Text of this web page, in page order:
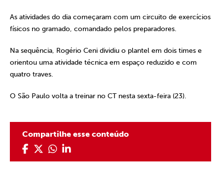
As atividades do dia começaram com um circuito de exercícios
físicos no gramado, comandado pelos preparadores.
Na sequência, Rogério Ceni dividiu o plantel em dois times e
orientou uma atividade técnica em espaço reduzido e com
quatro traves.
O São Paulo volta a treinar no CT nesta sexta-feira (23).
Compartilhe esse conteúdo